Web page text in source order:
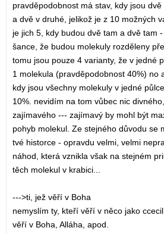
pravděpodobnost má stav, kdy jsou
a dvě v druhé, jelikož je z 10 možných
je jich 5, kdy budou dvě tam a dvě tam
šance, že budou molekuly rozděleny
tomu jsou pouze 4 varianty, že v jedné
1 molekula (pravděpodobnost 40%) no
kdy jsou všechny molekuly v jedné
10%. nevidím na tom vůbec nic
zajímavého --- zajímavý by mohl být
pohyb molekul. Ze stejného důvodu se
tvé historce - opravdu velmi, velmi
náhod, která vznikla však na stejném
těch molekul v krabici...
--->ti, jež věří v Boha
nemyslím ty, kteří věří v něco jako
věří v Boha, Alláha, apod.